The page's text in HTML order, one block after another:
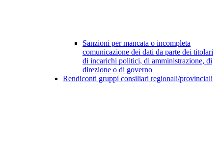
Sanzioni per mancata o incompleta
comunicazione dei dati da parte dei titolari
di incarichi politici, di amministrazione, di
direzione o di governo
Rendiconti gruppi consiliari regionali/provinciali